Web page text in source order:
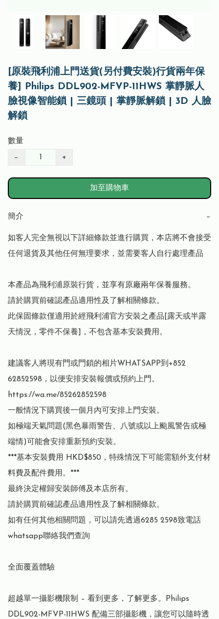
[原裝飛利浦上門送貨(另付費安裝)行貨兩年保
養] Philips DDL902-MFVP-11HWS 掌靜脈人
臉視像智能鎖 | 三鏡頭 | 掌靜脈解鎖 | 3D 人臉
解鎖
數量
− +
加至購物車
簡介 −
如客人完全無視以下詳細條款並進行購買，本店將不會接受
任何退貨及其他任何無理要求，並需要客人自行處理產品
本產品為飛利浦原裝行貨，並享有原廠兩年保養服務。
請於購買前確認產品適用性及了解相關條款。
此保固條款僅適用於經飛利浦官方安裝之產品[露天或半露
天情況，零件不保養]，不包含基本安裝費用。
建議客人將現有門或門鎖的相片WHATSAPP到+852
62852598，以便安排安裝報價或預約上門。
https://wa.me/85262852598
一般情況下購買後一個月內可安排上門安裝。
如極端天氣問題(黑色暴雨警告、八號或以上颱風警告或極
端情)可能會安排重新預約安裝。
***基本安裝費用 HKD$850，特殊情況下可能需額外支付材
料費及配件費用。***
最終決定權歸安裝師傅及本店所有。
請於購買前確認產品適用性及了解相關條款。
如有任何其他相關問題，可以請先透過6285 2598致電話
whatsapp聯絡我們查詢
全面覆蓋體驗
超越單一攝影機限制 – 看到更多，了解更多。Philips
DDL902-MFVP-11HWS 配備三部攝影機，讓您可以隨時透